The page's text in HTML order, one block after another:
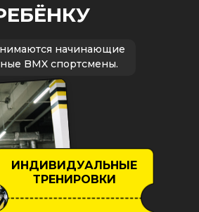
начинающие
BMX спортсмены.
ИНДИВИДУАЛЬНЫЕ
ТРЕНИРОВКИ